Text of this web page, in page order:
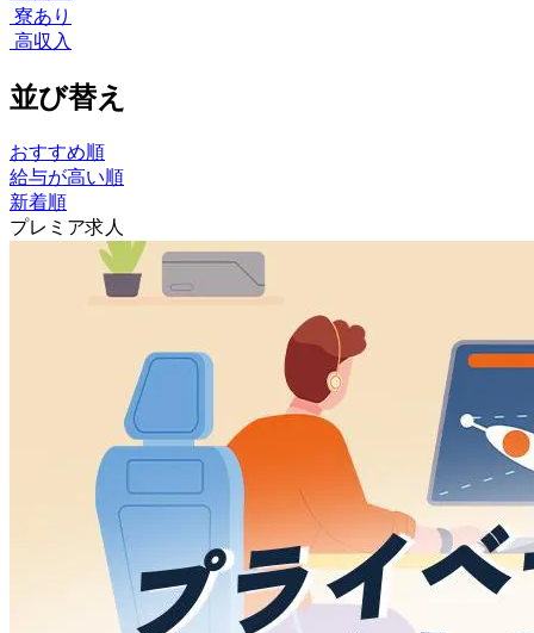
寮あり
高収入
並び替え
おすすめ順
給与が高い順
新着順
プレミア求人